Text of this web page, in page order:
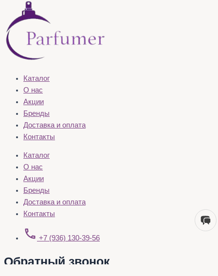
Каталог
О нас
Акции
Бренды
Доставка и оплата
Контакты
Каталог
О нас
Акции
Бренды
Доставка и оплата
Контакты
+7 (936) 130-39-56
Обратный звонок